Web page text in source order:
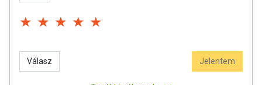
Válasz Jelentem